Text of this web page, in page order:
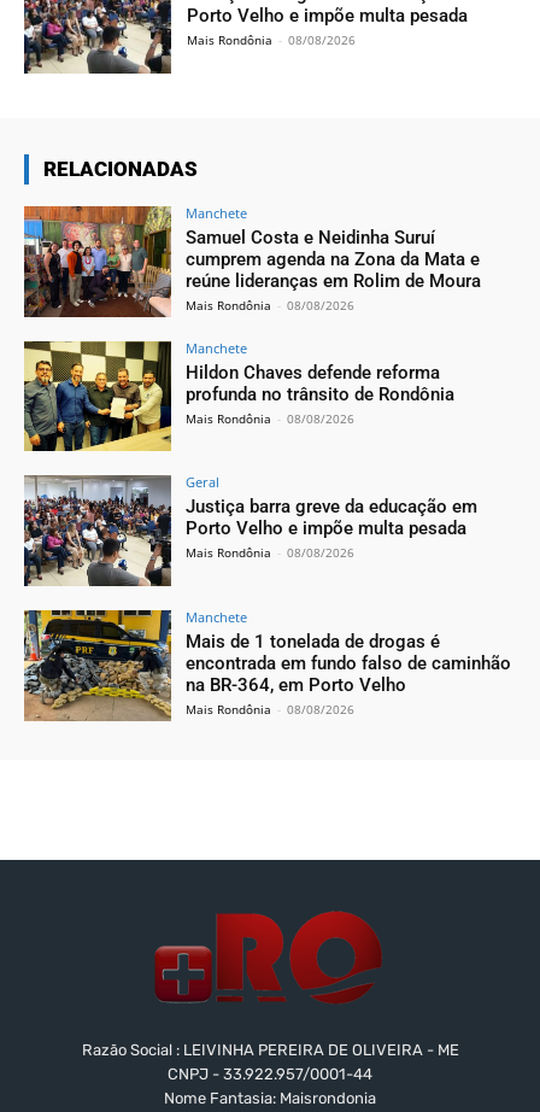
Porto Velho e impõe multa pesada
Mais Rondônia - 08/08/2026
RELACIONADAS
Manchete
Samuel Costa e Neidinha Suruí
cumprem agenda na Zona da Mata e
reúne lideranças em Rolim de Moura
Mais Rondônia - 08/08/2026
Manchete
Hildon Chaves defende reforma
profunda no trânsito de Rondônia
Mais Rondônia - 08/08/2026
Geral
Justiça barra greve da educação em
Porto Velho e impõe multa pesada
Mais Rondônia - 08/08/2026
Manchete
Mais de 1 tonelada de drogas é
encontrada em fundo falso de caminhão
na BR-364, em Porto Velho
Mais Rondônia - 08/08/2026
Razão Social : LEIVINHA PEREIRA DE OLIVEIRA - ME
CNPJ - 33.922.957/0001-44
Nome Fantasia: Maisrondonia